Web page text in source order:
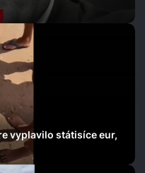
vyplavilo státisíce eur,